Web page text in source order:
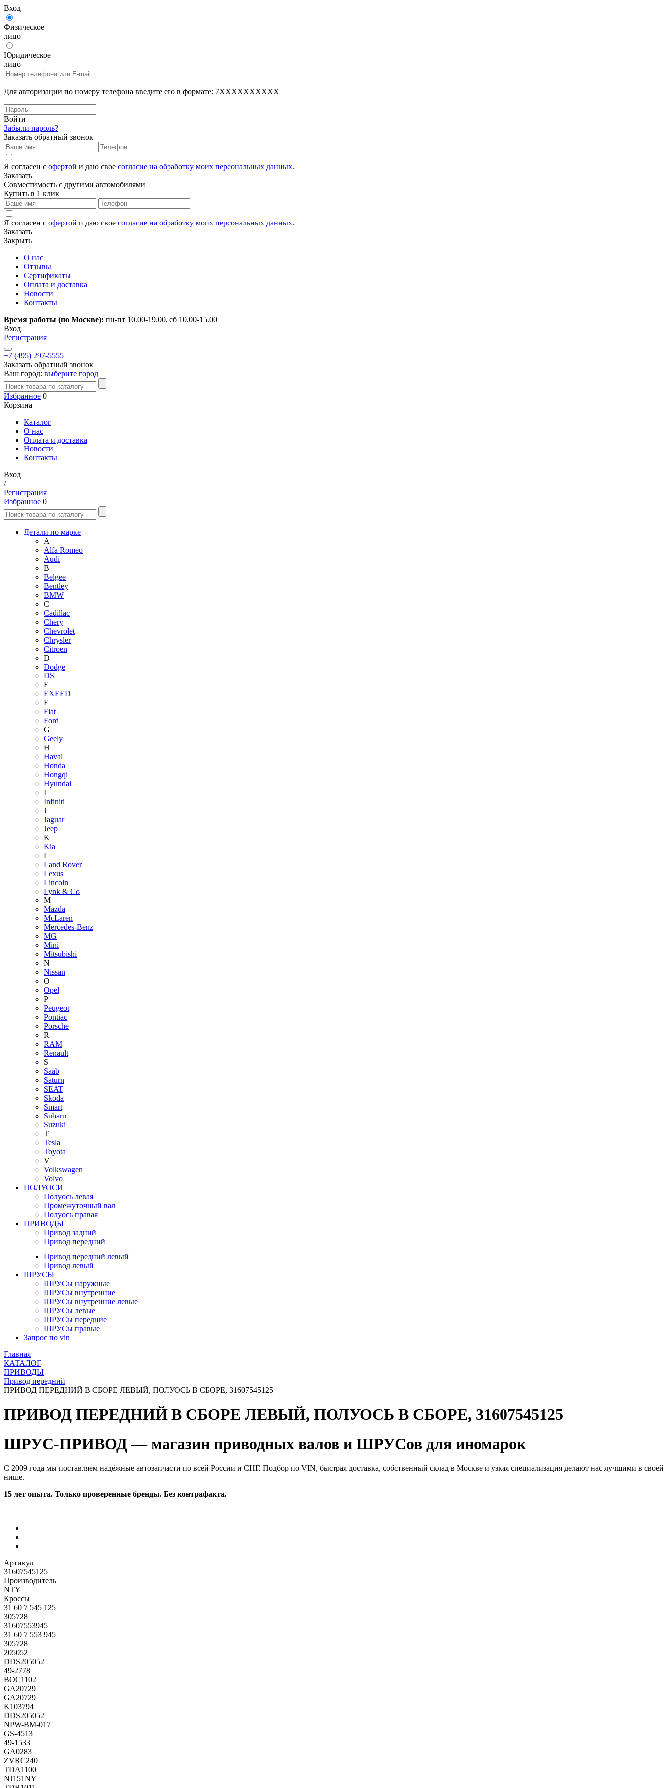
Вход
Физическое
лицо
Юридическое
лицо
Для авторизации по номеру телефона введите его в формате: 7XXXXXXXXXX
Войти
Забыли пароль?
Заказать обратный звонок
Я согласен с офертой и даю свое согласие на обработку моих персональных данных.
Заказать
Совместимость с другими автомобилями
Купить в 1 клик
Я согласен с офертой и даю свое согласие на обработку моих персональных данных.
Заказать
Закрыть
О нас
Отзывы
Сертификаты
Оплата и доставка
Новости
Контакты
Время работы (по Москве): пн-пт 10.00-19.00, сб 10.00-15.00
Вход
Регистрация
+7 (495) 297-5555
Заказать обратный звонок
Ваш город: выберите город
Избранное 0
Корзина
Каталог
О нас
Оплата и доставка
Новости
Контакты
Вход
/
Регистрация
Избранное 0
Детали по марке
A
Alfa Romeo
Audi
B
Belgee
Bentley
BMW
C
Cadillac
Chery
Chevrolet
Chrysler
Citroen
D
Dodge
DS
E
EXEED
F
Fiat
Ford
G
Geely
H
Haval
Honda
Hongqi
Hyundai
I
Infiniti
J
Jaguar
Jeep
K
Kia
L
Land Rover
Lexus
Lincoln
Lynk & Co
M
Mazda
McLaren
Mercedes-Benz
MG
Mini
Mitsubishi
N
Nissan
O
Opel
P
Peugeot
Pontiac
Porsche
R
RAM
Renault
S
Saab
Saturn
SEAT
Skoda
Smart
Subaru
Suzuki
T
Tesla
Toyota
V
Volkswagen
Volvo
ПОЛУОСИ
Полуось левая
Промежуточный вал
Полуось правая
ПРИВОДЫ
Привод задний
Привод передний
Привод передний левый
Привод левый
ШРУСЫ
ШРУСы наружные
ШРУСы внутренние
ШРУСы внутренние левые
ШРУСы левые
ШРУСы передние
ШРУСы правые
Запрос по vin
Главная
КАТАЛОГ
ПРИВОДЫ
Привод передний
ПРИВОД ПЕРЕДНИЙ В СБОРЕ ЛЕВЫЙ, ПОЛУОСЬ В СБОРЕ, 31607545125
ПРИВОД ПЕРЕДНИЙ В СБОРЕ ЛЕВЫЙ, ПОЛУОСЬ В СБОРЕ, 31607545125
ШРУС-ПРИВОД — магазин приводных валов и ШРУСов для иномарок
С 2009 года мы поставляем надёжные автозапчасти по всей России и СНГ. Подбор по VIN, быстрая доставка, собственный склад в Москве и узкая специализация делают нас лучшими в своей
нише.
15 лет опыта. Только проверенные бренды. Без контрафакта.
Артикул
31607545125
Производитель
NTY
Кроссы
31 60 7 545 125
305728
31607553945
31 60 7 553 945
305728
205052
DDS205052
49-2778
BOC1102
GA20729
GA20729
K103794
DDS205052
NPW-BM-017
GS-4513
49-1533
GA0283
ZVRC240
TDA1100
NJ151NY